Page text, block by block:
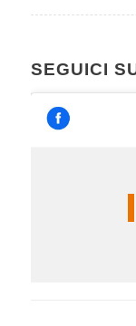
SEGUICI